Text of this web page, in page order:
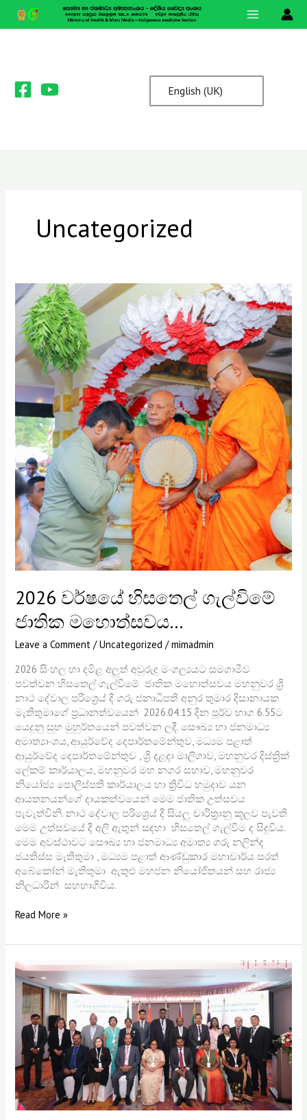
English (UK)
Uncategorized
2026 වර්ෂයේ හිසතෙල් ගැල්විමේ
ජාතික මහොත්සවය…
Leave a Comment /Uncategorized /mimadmin
2026 සිංහල හා දමිළ අලුත් අවුරුදු මංගල්‍යයට සමගාමීව
පවත්වන හිසතෙල් ගැල්වීමේ ජාතික මහොත්සවය මහනුවර ශ්‍රි
නාථ දේවාල පරිශ්‍රෙය් දී ගරු ජනාධිපති අනුර තුමාර දිසානායක
මැතිතුමාගේ ප්‍රධානත්වයෙන් 2026.04.15 දින පූර්ව භාග 6.55ට
යෙදුනු සුභ මුහුර්තයෙන් පවත්වන ලදී. සෞඛ්‍ය හා ජනමාධ්‍ය
අමාත්‍යාංශය, ආයුර්වේද දෙපාර්තමේන්තුව, මධ්‍යම පළාත්
ආයුර්වේද දෙපාර්තමේන්තුව , ශ්‍රි දළදා මාලිගාව, මහනුවර දිස්ත්‍රික්
ලේකම් කාර්යාලය, මහනුවර මහ නගර සභාව, මහනුවර
නියෝජ්‍ය පොලිස්පති කාර්යාලය හා ත්‍රිවිධ හමුදාව යන
ආයතනයන්ගේ දායකත්වයෙන් මෙම ජාතික උත්සවය
පැවැත්විනි. නාථ දේවාල පරිශ්‍රෙය් දී සියලු චාරිත්‍රානු කූලව පැවති
මෙම උත්සවයේ දී අලි ඇතුන් සඳහා හිසතෙල් ගැල්වීම ද සිදුවිය.
මෙම අවස්ථාවට සෞඛ්‍ය හා ජනමාධ්‍ය අමාත්‍ය ගරු නලින්ද
ජයතිස්ස මැතිතුමා , මධ්‍යම පළාත් ආණ්ඩුකාර මහාචාර්ය සරත්
අබේකෝන් මැතිතුමා ඇතුළු මහජන නියෝජිතයන් සහ රාජ්‍ය
නිලධාරින් සහභාගිවිය.
2026
වර්ෂයේ
හිසතෙල්
ගැල්විමේ
ජාතික
මහොත්සවය…
Read More »
The
Seventh
Meeting
of
the
BIMSTEC
Task
Force
on
Traditional
Medicine